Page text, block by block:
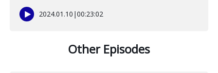
2024.01.10 |00:23:02
Other Episodes